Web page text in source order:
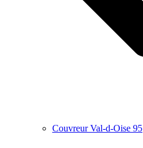
Couvreur Val-d-Oise 95